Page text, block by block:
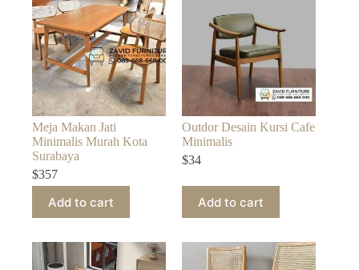
Meja Makan Jati
Minimalis Murah Kota
Surabaya
$357
Add to cart
Outdor Desain Kursi Cafe
Minimalis
$34
Add to cart